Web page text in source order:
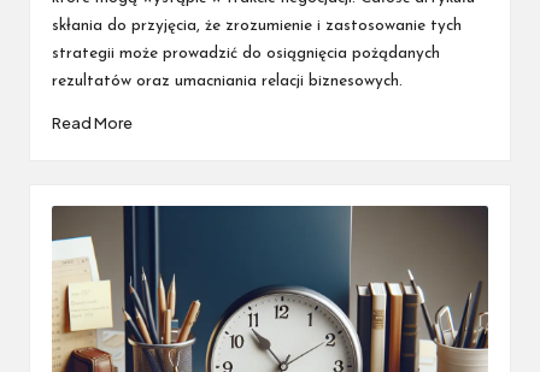
skłania do przyjęcia, że zrozumienie i zastosowanie tych
strategii może prowadzić do osiągnięcia pożądanych
rezultatów oraz umacniania relacji biznesowych.
Read More